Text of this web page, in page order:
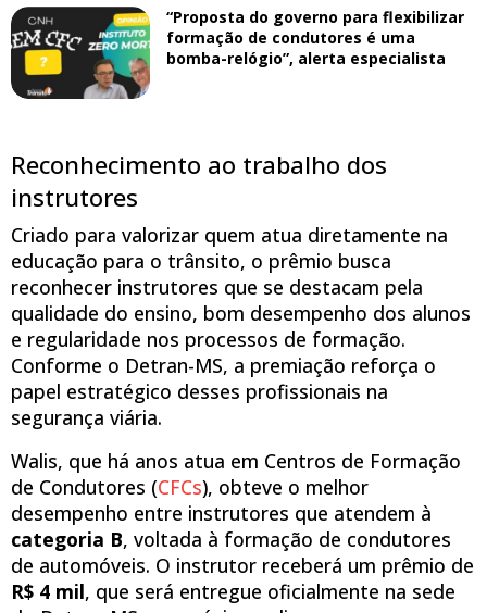
“Proposta do governo para flexibilizar
formação de condutores é uma
bomba-relógio”, alerta especialista
Reconhecimento ao trabalho dos
instrutores
Criado para valorizar quem atua diretamente na
educação para o trânsito, o prêmio busca
reconhecer instrutores que se destacam pela
qualidade do ensino, bom desempenho dos alunos
e regularidade nos processos de formação.
Conforme o Detran-MS, a premiação reforça o
papel estratégico desses profissionais na
segurança viária.
Walis, que há anos atua em Centros de Formação
de Condutores (CFCs), obteve o melhor
desempenho entre instrutores que atendem à
categoria B, voltada à formação de condutores
de automóveis. O instrutor receberá um prêmio de
R$ 4 mil, que será entregue oficialmente na sede